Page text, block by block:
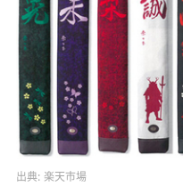
出典: 楽天市場